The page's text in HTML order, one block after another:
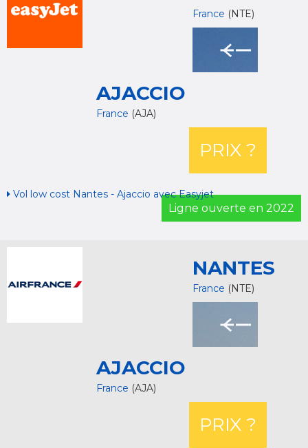
France (NTE)
AJACCIO
France (AJA)
PRIX ?
Vol low cost Nantes - Ajaccio avec Easyjet
Ligne ouverte en 2022
NANTES
France (NTE)
AJACCIO
France (AJA)
PRIX ?